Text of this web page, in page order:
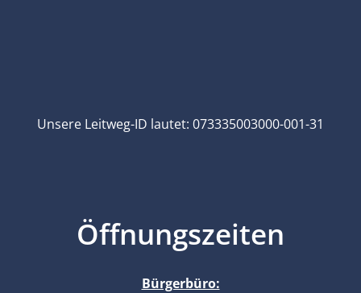
Unsere Leitweg-ID lautet: 073335003000-001-31
Öffnungszeiten
Bürgerbüro: